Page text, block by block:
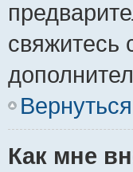
свяжитесь
Как мне